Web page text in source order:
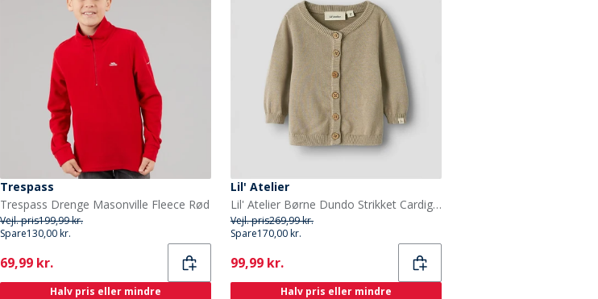
Trespass
Trespass Drenge Masonville Fleece Rød
Vejl. pris199,99 kr.
Spare130,00 kr.
Current
69,99 kr.
Halv pris eller mindre
Lil' Atelier
Lil' Atelier Børne Dundo Strikket Cardigan Oxford Tan
Vejl. pris269,99 kr.
Spare170,00 kr.
Current
99,99 kr.
Halv pris eller mindre